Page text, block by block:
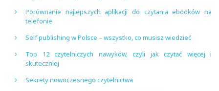
Porównanie najlepszych aplikacji do czytania ebooków na
telefonie
Self publishing w Polsce – wszystko, co musisz wiedzieć
Top 12 czytelniczych nawyków, czyli jak czytać więcej i
skuteczniej
Sekrety nowoczesnego czytelnictwa